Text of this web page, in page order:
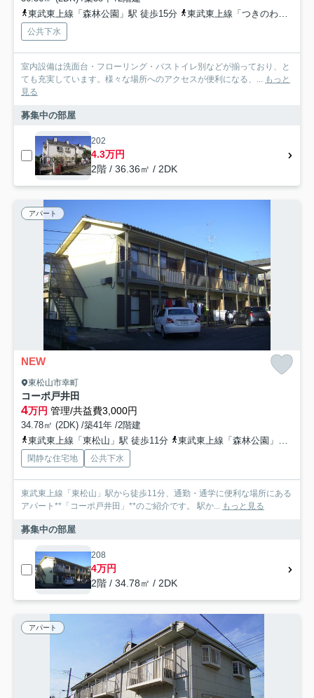
東武東上線「森林公園」駅 徒歩15分
東武東上線「つきのわ」駅 徒歩30分
公共下水
室内設備は洗面台・フローリング・バストイレ別などが揃っており、と
ても充実しています。様々な場所へのアクセスが便利になる、... もっと
見る
募集中の部屋
202
4.3万円
2階 / 36.36㎡ / 2DK
アパート
NEW
東松山市幸町
コーポ戸井田
4万円 管理/共益費3,000円
34.78㎡ (2DK) /築41年 /2階建
東武東上線「東松山」駅 徒歩11分
東武東上線「森林公園」駅 徒歩40分
閑静な住宅地 公共下水
東武東上線「東松山」駅から徒歩11分、通勤・通学に便利な場所にある
アパート**「コーポ戸井田」**のご紹介です。 駅か... もっと見る
募集中の部屋
208
4万円
2階 / 34.78㎡ / 2DK
アパート